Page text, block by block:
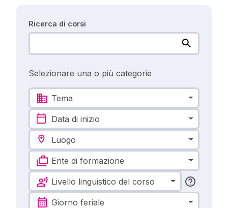
Ricerca di corsi
Selezionare una o più categorie
Tema
Data di inizio
Luogo
Ente di formazione
Livello linguistico del corso
Giorno feriale